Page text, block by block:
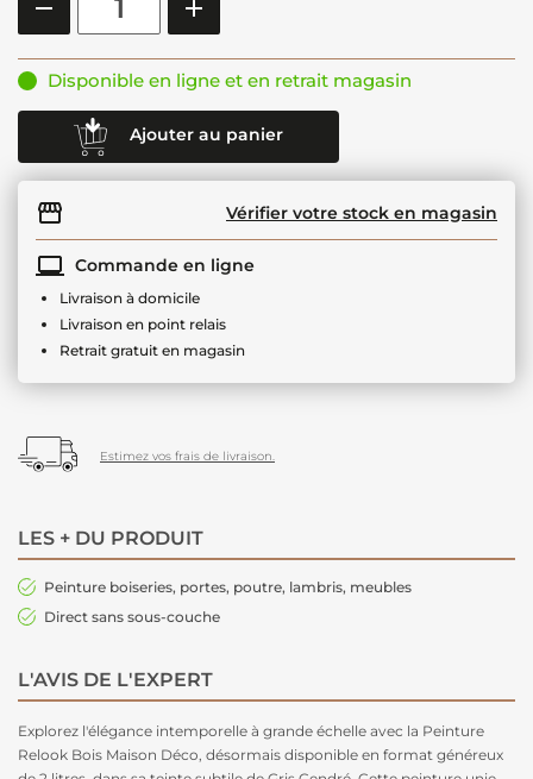
Disponible en ligne et en retrait magasin
Ajouter au panier
Vérifier votre stock en magasin
Commande en ligne
Livraison à domicile
Livraison en point relais
Retrait gratuit en magasin
Estimez vos frais de livraison.
LES + DU PRODUIT
Peinture boiseries, portes, poutre, lambris, meubles
Direct sans sous-couche
L'AVIS DE L'EXPERT
Explorez l'élégance intemporelle à grande échelle avec la Peinture
Relook Bois Maison Déco, désormais disponible en format généreux